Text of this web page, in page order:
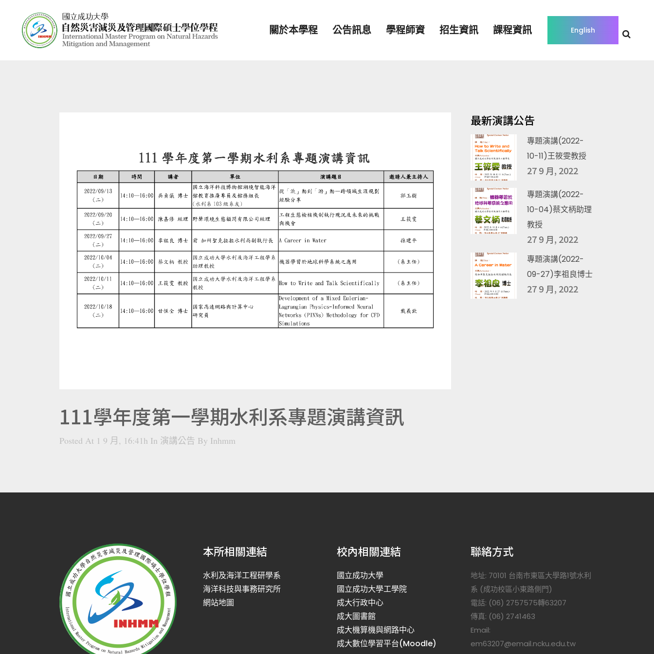
English
關於本學程 公告訊息 學程師資 招生資訊 課程資訊
111學年度第一學期水利系專題演講資訊
Posted At 1 9 月, 16:41h In 演講公告 By Inhmm
最新演講公告
專題演講(2022-
10-11)王筱雯教授
27 9 月, 2022
專題演講(2022-
10-04)蔡文柄助理
教授
27 9 月, 2022
專題演講(2022-
09-27)李祖良博士
27 9 月, 2022
本所相關連結
水利及海洋工程研學系
海洋科技與事務研究所
網站地圖
校內相關連結
國立成功大學
國立成功大學工學院
成大行政中心
成大圖書館
成大機算機與網路中心
成大數位學習平台(Moodle)
聯絡方式
地址: 70101 台南市東區大學路1號水利
系 (成功校區小東路側門)
電話: (06) 2757575轉63207
傳真: (06) 2741463
Email:
em63207@email.ncku.edu.tw